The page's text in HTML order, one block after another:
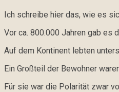
Ich schreibe hier das, wie es
Vor ca. 800.000 Jahren gab es
Auf dem Kontinent lebten
Ein Großteil der Bewohner
Für sie war die Polarität zwar